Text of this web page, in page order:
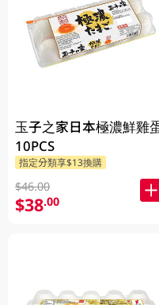
玉子之家日本極濃鮮雞
10PCS
指定分類享$13換購
$46.00
$38.00